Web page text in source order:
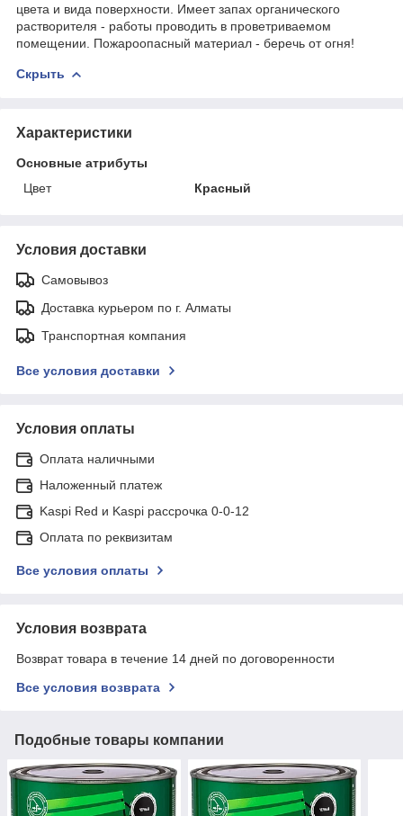
цвета и вида поверхности. Имеет запах органического
растворителя - работы проводить в проветриваемом
помещении. Пожароопасный материал - беречь от огня!
Скрыть
Характеристики
Основные атрибуты
Цвет
Красный
Условия доставки
Самовывоз
Доставка курьером по г. Алматы
Транспортная компания
Все условия доставки
Условия оплаты
Оплата наличными
Наложенный платеж
Kaspi Red и Kaspi рассрочка 0-0-12
Оплата по реквизитам
Все условия оплаты
Условия возврата
Возврат товара в течение 14 дней по договоренности
Все условия возврата
Подобные товары компании